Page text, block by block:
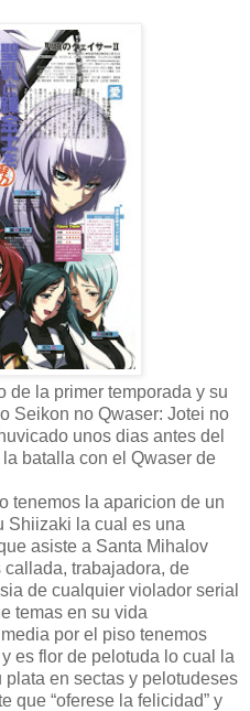
de la primer temporada y su
Seikon no Qwaser: Jotei no
unos dias antes del
batalla con el Qwaser de
tenemos la aparicion de un
Shiizaki la cual es una
asiste a Santa Mihalov
callada, trabajadora, de
de cualquier violador serial
temas en su vida
por el piso tenemos
es flor de pelotuda lo cual la
en sectas y pelotudeses
que “oferese la felicidad” y